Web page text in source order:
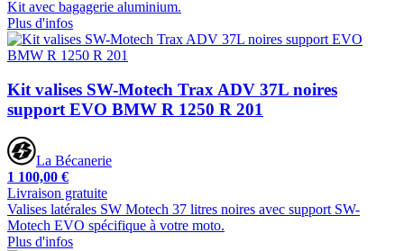
Kit avec bagagerie aluminium.
Plus d'infos
Kit valises SW-Motech Trax ADV 37L noires
support EVO BMW R 1250 R 201
La Bécanerie
1 100,00 €
Livraison gratuite
Valises latérales SW Motech 37 litres noires avec support SW-
Motech EVO spécifique à votre moto.
Plus d'infos